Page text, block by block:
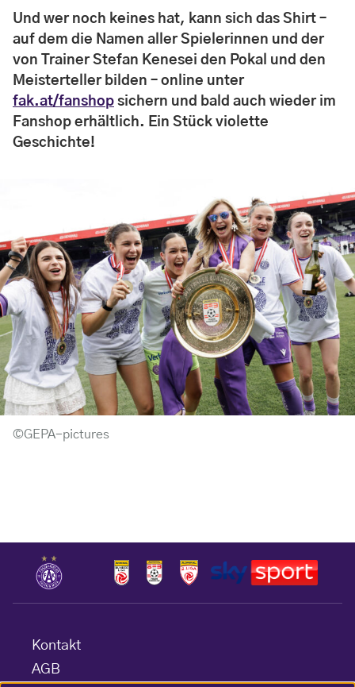
Und wer noch keines hat, kann sich das Shirt –
auf dem die Namen aller Spielerinnen und der
von Trainer Stefan Kenesei den Pokal und den
Meisterteller bilden – online unter
fak.at/fanshop sichern und bald auch wieder im
Fanshop erhältlich. Ein Stück violette
Geschichte!
©GEPA-pictures
Kontakt
AGB